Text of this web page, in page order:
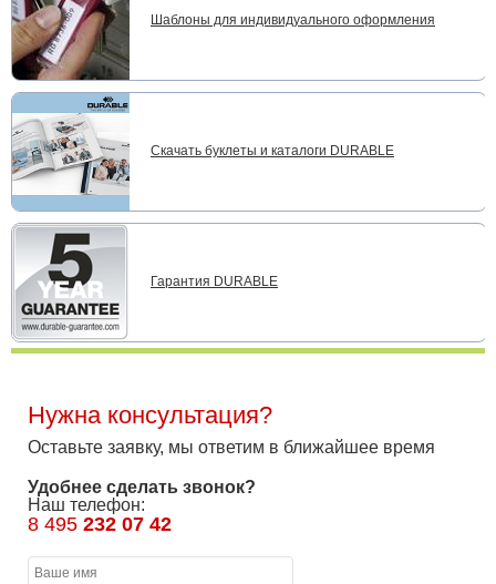
Шаблоны для индивидуального оформления
Скачать буклеты и каталоги DURABLE
Гарантия DURABLE
Нужна консультация?
Оставьте заявку, мы ответим в ближайшее время
Удобнее сделать звонок?
Наш телефон:
8 495 232 07 42